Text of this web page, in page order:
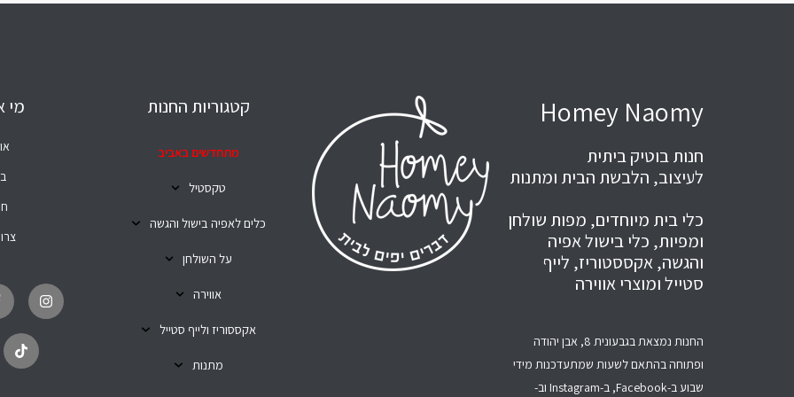
Homey Naomy
חנות בוטיק ביתית
לעיצוב, הלבשת הבית ומתנות
כלי בית מיוחדים, מפות שולחן
ומפיות, כלי בישול אפיה
והגשה, אקססטוריז, לייף
סטייל ומוצרי אווירה
החנות נמצאת בגבעונית 8, אבן יהודה
ופתוחה בהתאם לשעות שמתעדכנות מידי
שבוע ב-Facebook, ב-Instagram וב-
קטגוריות החנות
מתחדשים באביב
טקסטיל
כלים לאפיה בישול והגשה
על השולחן
אווירה
אקססוריז ולייף סטייל
מתנות
מי
n
s
t
k